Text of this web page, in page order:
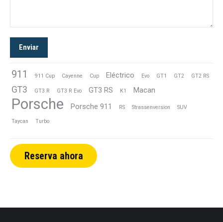
Enviar
911 911 Cup Cayenne Cup Eléctrico Evo GT1 GT2 GT2 RS
GT3 GT3 R GT3 R Evo GT3 RS K1 Macan
Porsche Porsche 911 RS Strassenversion SUV
Taycan Turbo
Reserva ahora